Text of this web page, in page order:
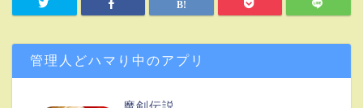
管理人どハマり中のアプリ